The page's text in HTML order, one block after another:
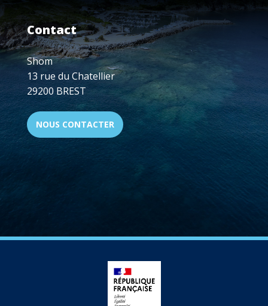
Contact
Shom
13 rue du Chatellier
29200 BREST
NOUS CONTACTER